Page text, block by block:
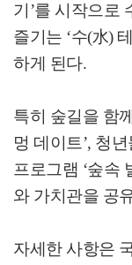
기’를 시작으로
즐기는 ‘수(水)
하게 된다.
특히 숲길을 함
멍 데이트’, 청
프로그램 ‘숲속
와 가치관을 공
자세한 사항은